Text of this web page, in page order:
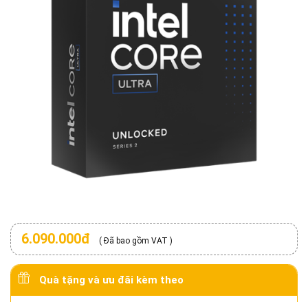
6.090.000đ ( Đã bao gồm VAT )
Quà tặng và ưu đãi kèm theo